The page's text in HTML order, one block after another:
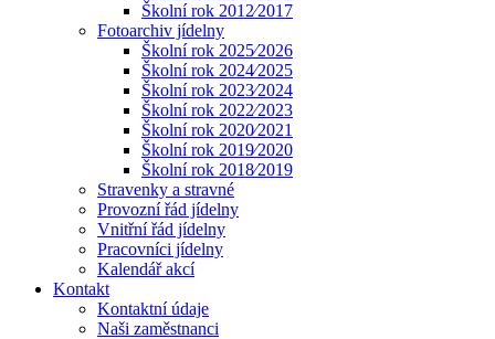
Školní rok 2012⁄2017
Fotoarchiv jídelny
Školní rok 2025⁄2026
Školní rok 2024⁄2025
Školní rok 2023⁄2024
Školní rok 2022⁄2023
Školní rok 2020⁄2021
Školní rok 2019⁄2020
Školní rok 2018⁄2019
Stravenky a stravné
Provozní řád jídelny
Vnitřní řád jídelny
Pracovníci jídelny
Kalendář akcí
Kontakt
Kontaktní údaje
Naši zaměstnanci